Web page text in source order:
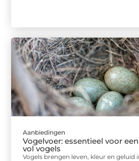
Aanbiedingen
Vogelvoer: essentieel voor
vol vogels
Vogels brengen leven, kleur en geluid